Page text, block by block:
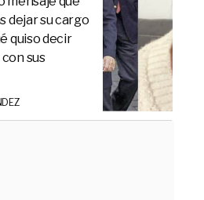
dejar su cargo
quiso decir
sus